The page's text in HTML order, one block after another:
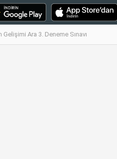
Gelişimi Ara 3. Deneme Sınavı